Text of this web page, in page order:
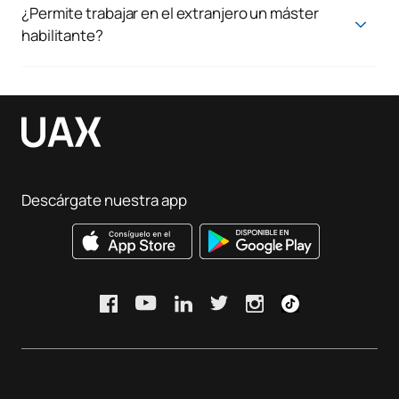
es imprescindible contar con el máster.
¿Permite trabajar en el extranjero un máster
habilitante?
internacionales.
Descárgate nuestra app